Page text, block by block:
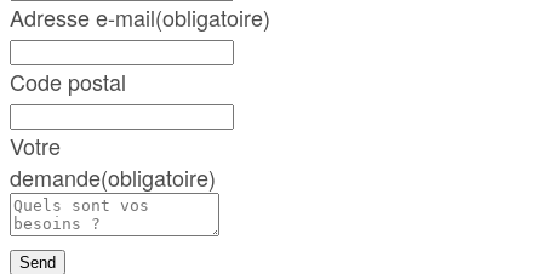
Adresse e-mail(obligatoire)
Code postal
Votre
demande(obligatoire)
Send